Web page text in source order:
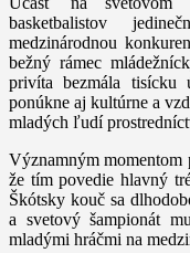
basketbalistov
medzinárodnou
bežný rámec
privíta bezmála tisícku
ponúkne aj kultúrne a
mladých ľudí
Významným momentom
že tím povedie hlavný
Škótsky kouč sa
a svetový šampionát
mladými hráčmi na